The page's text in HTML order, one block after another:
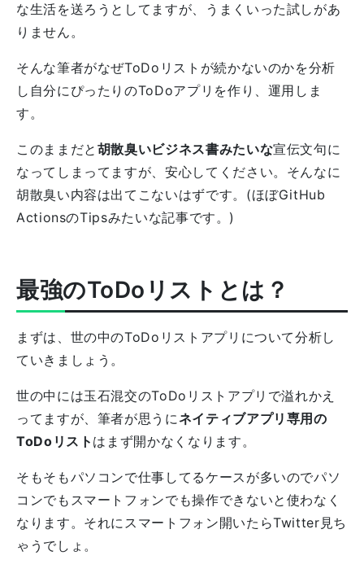
な生活を送ろうとしてますが、うまくいった試しがあ
りません。
そんな筆者がなぜToDoリストが続かないのかを分析
し自分にぴったりのToDoアプリを作り、運用しま
す。
このままだと 胡散臭いビジネス書みたいな宣伝文句に
なってしまってますが、安心してください。そんなに
胡散臭い内容は出てこないはずです。(ほぼGitHub
ActionsのTipsみたいな記事です。)
最強のToDoリストとは？
まずは、世の中のToDoリストアプリについて分析し
ていきましょう。
世の中には玉石混交のToDoリストアプリで溢れかえ
ってますが、筆者が思うにネイティブアプリ専用の
ToDoリスト はまず開かなくなります。
そもそもパソコンで仕事してるケースが多いのでパソ
コンでもスマートフォンでも操作できないと使わなく
なります。それにスマートフォン開いたらTwitter見ち
ゃうでしょ。